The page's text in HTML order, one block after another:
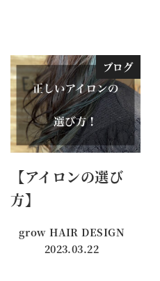
ブログ
【アイロンの選び
方】
grow HAIR DESIGN
投稿日
2023.03.22